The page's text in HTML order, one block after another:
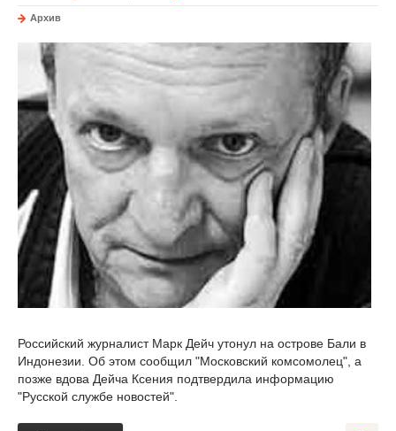
Архив
Российский журналист Марк Дейч утонул на острове Бали в
Индонезии. Об этом сообщил "Московский комсомолец", а
позже вдова Дейча Ксения подтвердила информацию
"Русской службе новостей".